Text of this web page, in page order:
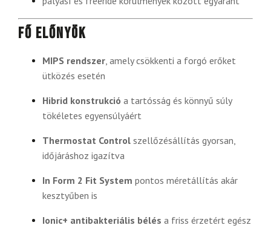
Fő előnyök
MIPS rendszer , amely csökkenti a forgó erőket
ütközés esetén
Hibrid konstrukció a tartósság és könnyű súly
tökéletes egyensúlyáért
Thermostat Control szellőzésállítás gyorsan,
időjáráshoz igazítva
In Form 2 Fit System pontos méretállítás akár
kesztyűben is
Ionic+ antibakteriális bélés a friss érzetért egész